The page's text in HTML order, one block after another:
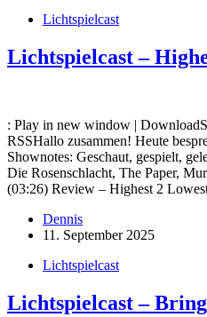
Lichtspielcast
Lichtspielcast –
: Play in new window |
RSSHallo zusammen! Heute
Shownotes: Geschaut, gespielt,
Die Rosenschlacht, The Paper,
(03:26) Review – Highest 2
Dennis
11. September 2025
Lichtspielcast
Lichtspielcast –